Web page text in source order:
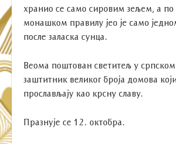
хранио се само сировим зељем, а
монашком правилу јео је само
после заласка сунца.
Веома поштован светитељ у
заштитник великог броја домова
прослављају као крсну славу.
Празнује се 12. октобра.